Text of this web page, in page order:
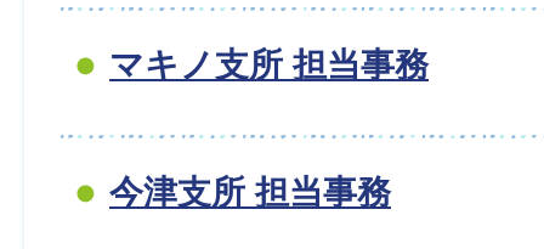
マキノ支所 担当事務
今津支所 担当事務